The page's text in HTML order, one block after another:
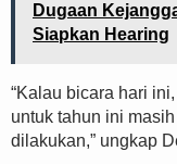
Dugaan
Siapkan Hearing
“Kalau bicara hari
untuk tahun ini
dilakukan,” ungkap